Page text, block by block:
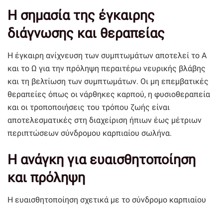
Η σημασία της έγκαιρης
διάγνωσης και θεραπείας
Η έγκαιρη ανίχνευση των συμπτωμάτων αποτελεί το Α
και το Ω για την πρόληψη περαιτέρω νευρικής βλάβης
και τη βελτίωση των συμπτωμάτων. Οι μη επεμβατικές
θεραπείες όπως οι νάρθηκες καρπού, η φυσιοθεραπεία
και οι τροποποιήσεις του τρόπου ζωής είναι
αποτελεσματικές στη διαχείριση ήπιων έως μέτριων
περιπτώσεων σύνδρομου καρπιαίου σωλήνα.
Η ανάγκη για ευαισθητοποίηση
και πρόληψη
Η ευαισθητοποίηση σχετικά με το σύνδρομο καρπιαίου